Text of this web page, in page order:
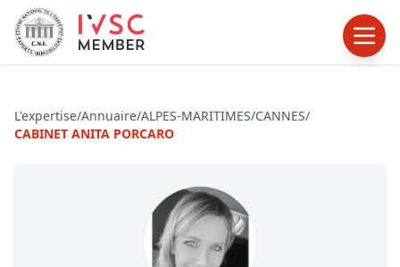
L'expertise/Annuaire/ALPES-MARITIMES/CANNES/
CABINET ANITA PORCARO